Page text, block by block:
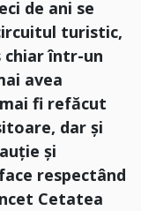
de ani se
turistic,
chiar într-un
avea
fi refăcut
dar și
și
respectând
Cetatea